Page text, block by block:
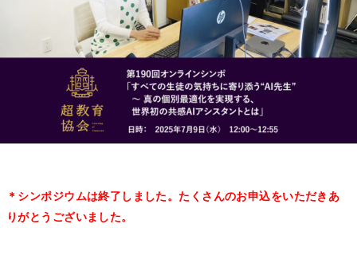
＊シンポジウムは終了しました。たくさんのお申込をいただきあ
りがとうございました。